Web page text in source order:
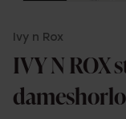
Ivy n Rox
IVY N ROX